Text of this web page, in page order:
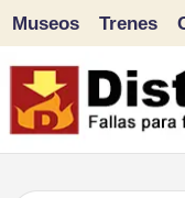
Saltar
al
Museos Trenes